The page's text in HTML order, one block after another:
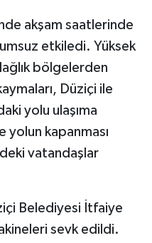
akşam saatlerinde
etkiledi. Yüksek
bölgelerden
Düziçi ile
yolu ulaşıma
yolun kapanması
vatandaşlar
Belediyesi İtfaiye
sevk edildi.